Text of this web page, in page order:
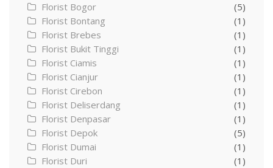
Florist Bogor
(5)
Florist Bontang
(1)
Florist Brebes
(1)
Florist Bukit Tinggi
(1)
Florist Ciamis
(1)
Florist Cianjur
(1)
Florist Cirebon
(1)
Florist Deliserdang
(1)
Florist Denpasar
(1)
Florist Depok
(5)
Florist Dumai
(1)
Florist Duri
(1)